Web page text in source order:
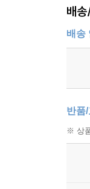
배
배송
반품
※ 상